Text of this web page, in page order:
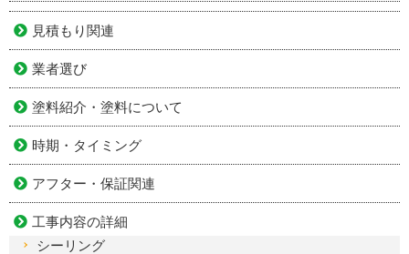
見積もり関連
業者選び
塗料紹介・塗料について
時期・タイミング
アフター・保証関連
工事内容の詳細
シーリング